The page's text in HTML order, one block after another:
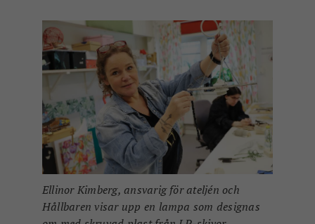
Ellinor Kimberg, ansvarig för ateljén och
Hållbaren visar upp en lampa som designas